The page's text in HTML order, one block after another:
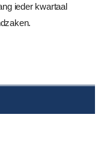
ieder kwartaal